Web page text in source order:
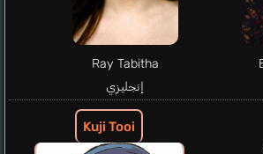
Ray Tabitha
إنجليزي
Kuji Tooi